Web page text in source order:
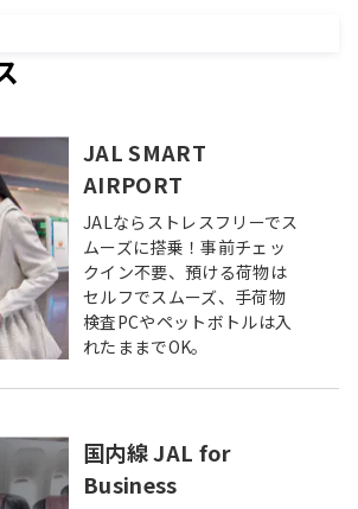
JAL SMART
AIRPORT
JALならストレスフリーでス
ムーズに搭乗！事前チェッ
クイン不要、預ける荷物は
セルフでスムーズ、手荷物
検査PCやペットボトルは入
れたままでOK。
国内線 JAL for
Business